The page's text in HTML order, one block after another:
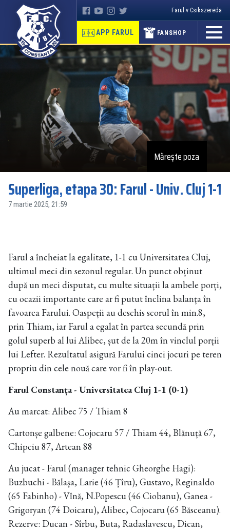
Farul v Csikszereda
APP FARUL FANSHOP
Mărește poza
Superliga, etapa 30: Farul - Univ. Cluj 1-1
7 martie 2025, 21:59
Farul a încheiat la egalitate, 1-1 cu Universitatea Cluj,
ultimul meci din sezonul regular. Un punct obținut
după un meci disputat, cu multe situații la ambele porți,
cu ocazii importante care ar fi putut înclina balanța în
favoarea Farului. Oaspeții au deschis scorul în min.8,
prin Thiam, iar Farul a egalat în partea secundă prin
golul superb al lui Alibec, șut de la 20m în vinclul porții
lui Lefter. Rezultatul asigură Farului cinci jocuri pe teren
propriu din cele nouă care vor fi în play-out.
Farul Constanța - Universitatea Cluj 1-1 (0-1)
Au marcat: Alibec 75 / Thiam 8
Cartonșe galbene: Cojocaru 57 / Thiam 44, Blănuță 67,
Chipciu 87, Artean 88
Au jucat - Farul (manager tehnic Gheorghe Hagi):
Buzbuchi - Bălașa, Larie (46 Țîru), Gustavo, Reginaldo
(65 Fabinho) - Vînă, N.Popescu (46 Ciobanu), Ganea -
Grigoryan (74 Doicaru), Alibec, Cojocaru (65 Băsceanu).
Rezerve: Ducan - Sîrbu, Buta, Radaslavescu, Dican,